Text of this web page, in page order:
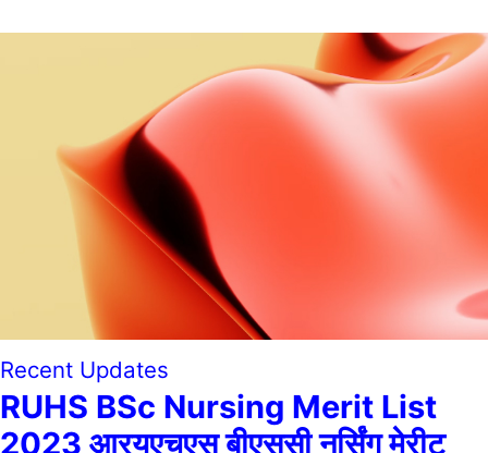
Recent Updates
RUHS BSc Nursing Merit List
2023 आरयूएचएस बीएससी नर्सिंग मेरीट